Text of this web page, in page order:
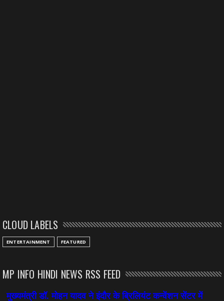
CLOUD LABELS
ENTERTAINMENT FEATURED
MP INFO HINDI NEWS RSS FEED